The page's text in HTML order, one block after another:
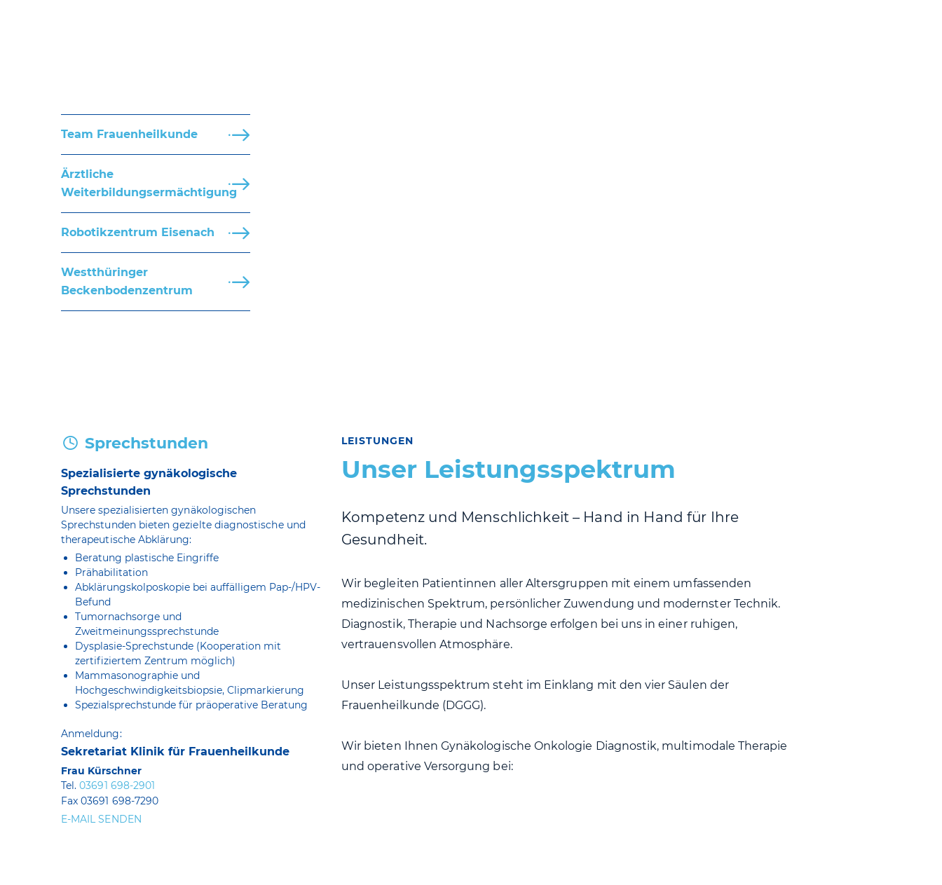
Team Frauenheilkunde
Ärztliche
Weiterbildungsermächtigung
Robotikzentrum Eisenach
Westthüringer
Beckenbodenzentrum
Sprechstunden
Spezialisierte gynäkologische
Sprechstunden
Unsere spezialisierten gynäkologischen
Sprechstunden bieten gezielte diagnostische und
therapeutische Abklärung:
Beratung plastische Eingriffe
Prähabilitation
Abklärungskolposkopie bei auffälligem Pap-/HPV-
Befund
Tumornachsorge und
Zweitmeinungssprechstunde
Dysplasie-Sprechstunde (Kooperation mit
zertifiziertem Zentrum möglich)
Mammasonographie und
Hochgeschwindigkeitsbiopsie, Clipmarkierung
Spezialsprechstunde für präoperative Beratung
Anmeldung:
Sekretariat Klinik für Frauenheilkunde
Frau Kürschner
Tel.03691 698-2901
Fax 03691 698-7290
E-MAIL SENDEN
LEISTUNGEN
Unser Leistungsspektrum
Kompetenz und Menschlichkeit – Hand in Hand für Ihre
Gesundheit.
Wir begleiten Patientinnen aller Altersgruppen mit einem umfassenden
medizinischen Spektrum, persönlicher Zuwendung und modernster Technik.
Diagnostik, Therapie und Nachsorge erfolgen bei uns in einer ruhigen,
vertrauensvollen Atmosphäre.
Unser Leistungsspektrum steht im Einklang mit den vier Säulen der
Frauenheilkunde (DGGG).
Wir bieten Ihnen Gynäkologische Onkologie Diagnostik, multimodale Therapie
und operative Versorgung bei: